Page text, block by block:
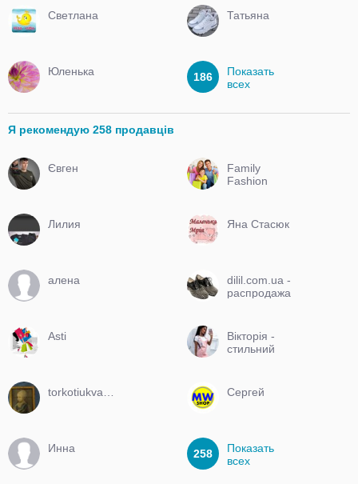
Светлана Татьяна
Юленька 186
Показать
всех
Я рекомендую 258 продавців
Євген
Family
Fashion
Лилия Яна Стасюк
алена
dilil.com.ua -
распродажа
Asti
Вікторія -
стильний
Сергей
Инна 258
Показать
всех